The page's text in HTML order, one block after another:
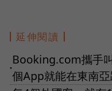
延伸閱讀
●
Booking.com攜手
個App就能在東南